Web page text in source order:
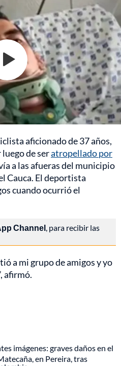
aficionado de 37 años,
de seratropellado por
a las afueras del municipio
Cauca. El deportista
cuando ocurrió el
Channel , para recibir las
a mi grupo de amigos y yo
afirmó.
imágenes: graves daños en el
en Pereira, tras